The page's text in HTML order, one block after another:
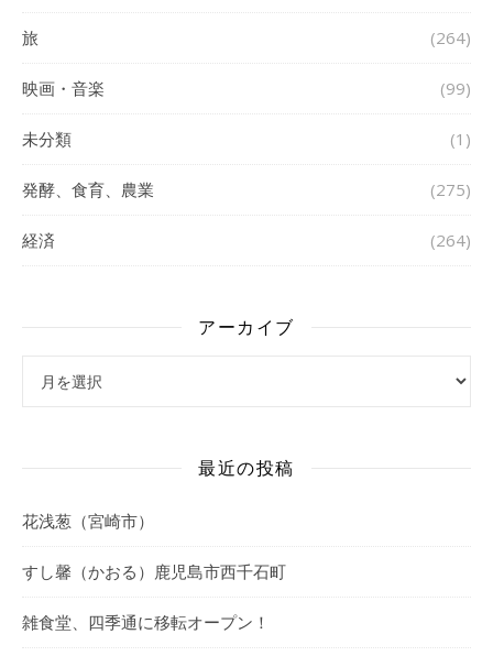
旅 (264)
映画・音楽 (99)
未分類 (1)
発酵、食育、農業 (275)
経済 (264)
アーカイブ
最近の投稿
花浅葱（宮崎市）
すし馨（かおる）鹿児島市西千石町
雑食堂、四季通に移転オープン！